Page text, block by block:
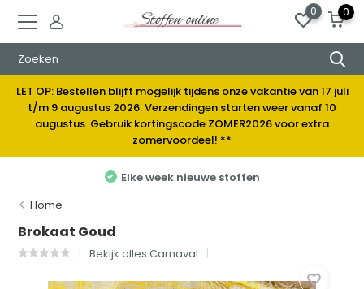
0 0
LET OP: Bestellen blijft mogelijk tijdens onze vakantie van 17 juli
t/m 9 augustus 2026. Verzendingen starten weer vanaf 10
augustus. Gebruik kortingscode ZOMER2026 voor extra
zomervoordeel! **
Elke week nieuwe stoffen
Home
Brokaat Goud
Bekijk alles Carnaval